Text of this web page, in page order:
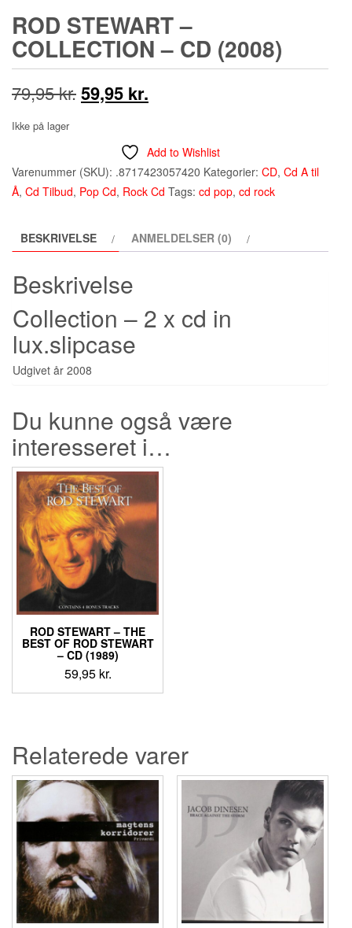
ROD STEWART ‎–
COLLECTION – CD (2008)
79,95kr.Den
var:
59,95 kr.
pris
er:
Ikke på lager
Add to Wishlist
Varenummer (SKU): .8717423057420 Kategorier: CD, Cd A til
Å, Cd Tilbud, Pop Cd, Rock Cd Tags: cd pop, cd rock
BESKRIVELSE ANMELDELSER (0)
Beskrivelse
Collection – 2 x cd in
lux.slipcase
Udgivet år 2008
Du kunne også være
interesseret i…
ROD STEWART ‎– THE
BEST OF ROD STEWART
– CD (1989)
59,95 kr.
Relaterede varer